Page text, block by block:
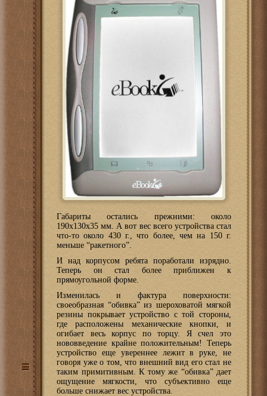
Габариты остались прежними: около
190х130х35 мм. А вот вес всего устройства стал
что-то около 430 г., что более, чем на 150 г.
меньше “ракетного”.
И над корпусом ребята поработали изрядно.
Теперь он стал более приближен к
прямоугольной форме.
Изменилась и фактура поверхности:
своеобразная “обивка” из шероховатой мягкой
резины покрывает устройство с той стороны,
где расположены механические кнопки, и
огибает весь корпус по торцу. Я счел это
нововведение крайне положительным! Теперь
устройство еще увереннее лежит в руке, не
говоря уже о том, что внешний вид его стал не
таким примитивным. К тому же “обивка” дает
ощущение мягкости, что субъективно еще
больше снижает вес устройства.